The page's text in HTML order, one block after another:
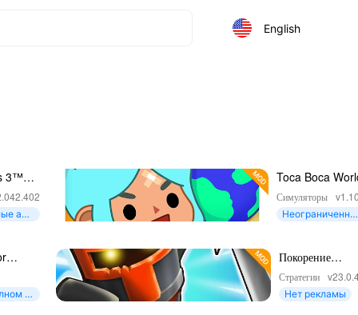
English
3™
алм
Toca Boca
Симуляторы
Неограниченны
о
Покорение
башен: защита
башни
Стратегии
Нет рекламы